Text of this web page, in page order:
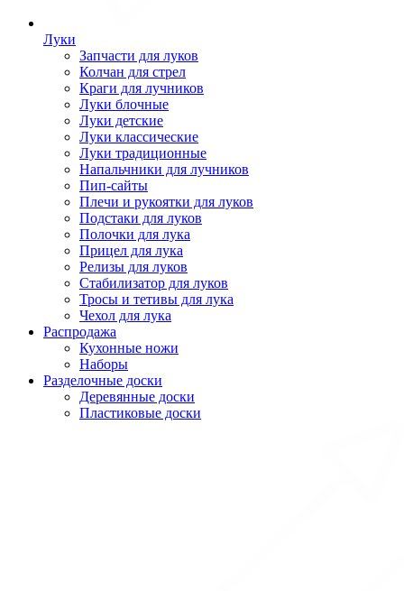
Луки
Запчасти для луков
Колчан для стрел
Краги для лучников
Луки блочные
Луки детские
Луки классические
Луки традиционные
Напальчники для лучников
Пип-сайты
Плечи и рукоятки для луков
Подстаки для луков
Полочки для лука
Прицел для лука
Релизы для луков
Стабилизатор для луков
Тросы и тетивы для лука
Чехол для лука
Распродажа
Кухонные ножи
Наборы
Разделочные доски
Деревянные доски
Пластиковые доски